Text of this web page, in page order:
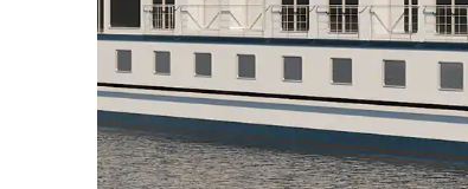
15.11.26 Le Caire